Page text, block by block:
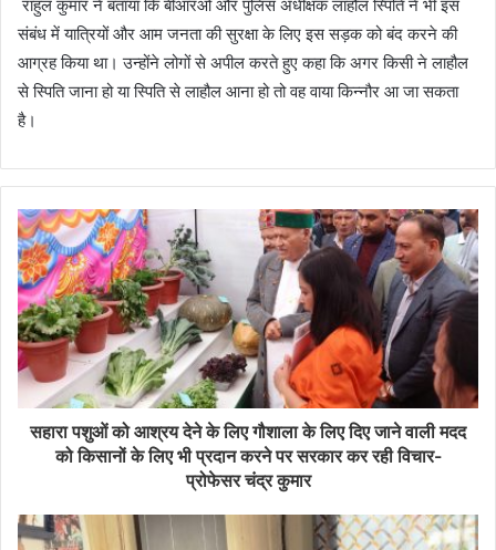
राहुल कुमार ने बताया कि बीआरओ और पुलिस अधीक्षक लाहौल स्पिति ने भी इस
संबंध में यात्रियों और आम जनता की सुरक्षा के लिए इस सड़क को बंद करने की
आग्रह किया था। उन्होंने लोगों से अपील करते हुए कहा कि अगर किसी ने लाहौल
से स्पिति जाना हो या स्पिति से लाहौल आना हो तो वह वाया किन्नौर आ जा सकता
है।
सहारा पशुओं को आश्रय देने के लिए गौशाला के लिए दिए जाने वाली मदद
को किसानों के लिए भी प्रदान करने पर सरकार कर रही विचार-
प्रोफेसर चंद्र कुमार